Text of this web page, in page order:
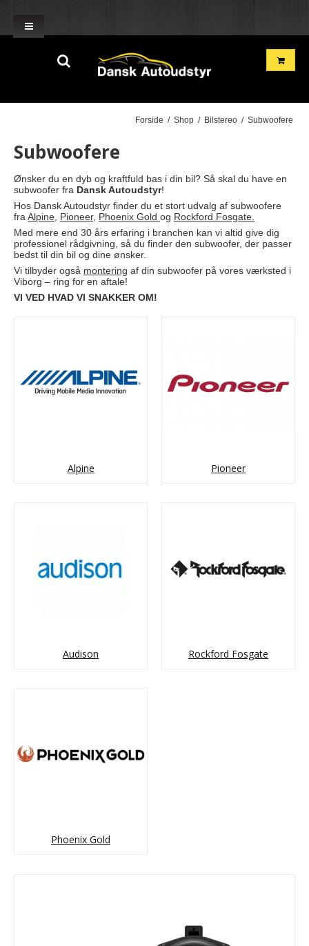
{dataLayer.push(arguments);} gtag('js', new Date()); gtag('config', 'G-
2TH7GD1GME'); gtag('config', 'G-BN2R00GF22'); }
Forside / Shop / Bilstereo / Subwoofere
Subwoofere
Ønsker du en dyb og kraftfuld bas i din bil? Så skal du have en
subwoofer fra Dansk Autoudstyr!
Hos Dansk Autoudstyr finder du et stort udvalg af subwoofere
fraAlpine, Pioneer, Phoenix Gold og Rockford Fosgate.
Med mere end 30 års erfaring i branchen kan vi altid give dig
professionel rådgivning, så du finder den subwoofer, der passer
bedst til din bil og dine ønsker.
Vi tilbyder også montering af din subwoofer på vores værksted i
Viborg – ring for en aftale!
VI VED HVAD VI SNAKKER OM!
Alpine Pioneer
Audison Rockford Fosgate
Phoenix Gold